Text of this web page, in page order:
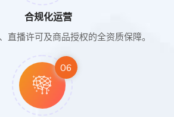
合规化运营
直播许可及商品授权的全资质保障。
06